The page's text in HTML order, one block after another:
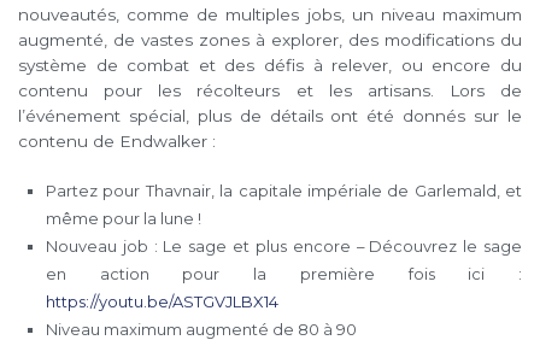
nouveautés, comme de multiples jobs, un niveau maximum
augmenté, de vastes zones à explorer, des modifications du
système de combat et des défis à relever, ou encore du
contenu pour les récolteurs et les artisans. Lors de
l’événement spécial, plus de détails ont été donnés sur le
contenu de Endwalker :
Partez pour Thavnair, la capitale impériale de Garlemald, et
même pour la lune !
Nouveau job : Le sage et plus encore – Découvrez le sage
en action pour la première fois ici :
https://youtu.be/ASTGVJLBX14
Niveau maximum augmenté de 80 à 90